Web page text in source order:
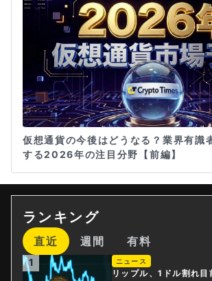
仮想通貨の今後はどうなる？業界有識
する2026年の注目分野【前編】
ランキング
直近 週間 有料
1 ニュース
リップル、1ドル割れ目